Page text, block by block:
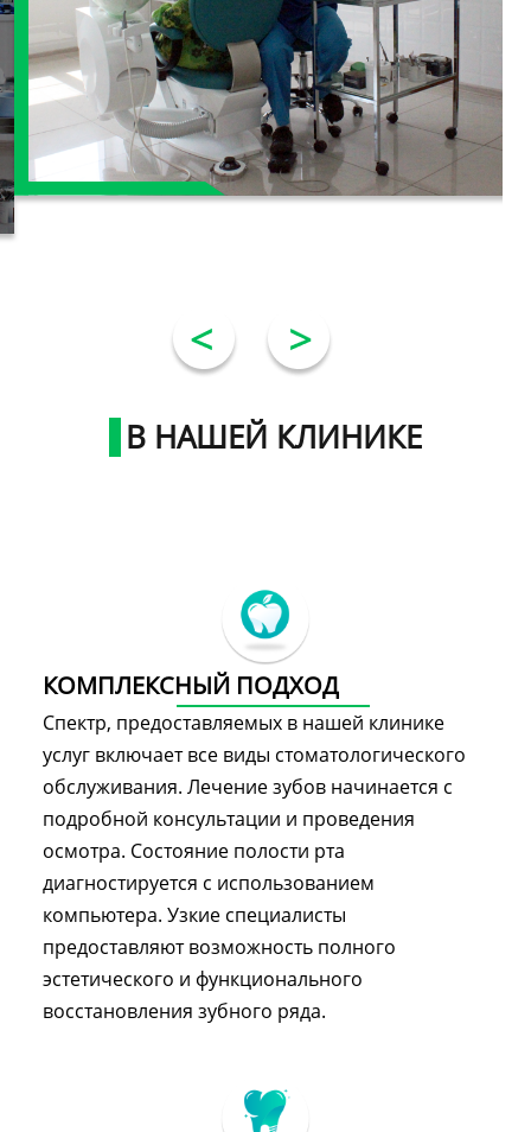
В НАШЕЙ КЛИНИКЕ
КОМПЛЕКСНЫЙ ПОДХОД
Спектр, предоставляемых в нашей клинике
услуг включает все виды стоматологического
обслуживания. Лечение зубов начинается с
подробной консультации и проведения
осмотра. Состояние полости рта
диагностируется с использованием
компьютера. Узкие специалисты
предоставляют возможность полного
эстетического и функционального
восстановления зубного ряда.